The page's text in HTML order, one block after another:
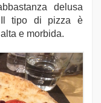
delusa
Il tipo di pizza è
e morbida.